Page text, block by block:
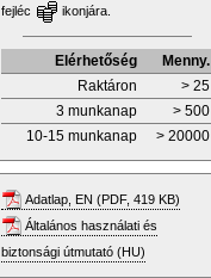
fejléc
ikonjára.
Elérhetőség
Menny.
Raktáron
> 25
3 munkanap
> 500
10-15 munkanap
> 20000
Adatlap, EN (PDF, 419 KB)
Általános használati és
biztonsági útmutató (HU)